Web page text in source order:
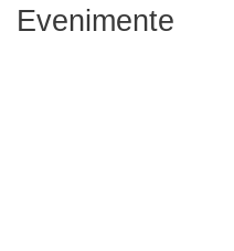
Evenimente